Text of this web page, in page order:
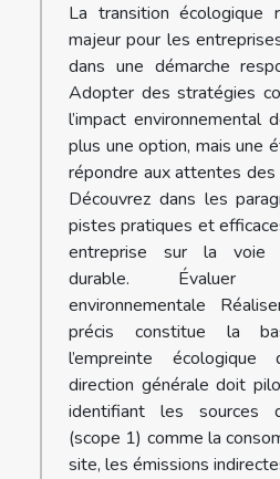
La transition écologique
majeur pour les
dans une démarche
Adopter des stratégies
l’impact environnemental
plus une option, mais une
répondre aux attentes
Découvrez dans les
pistes pratiques et
entreprise sur la voie
durable. Évaluer
environnementale
précis constitue la
l’empreinte écologique
direction générale doit
identifiant les sources
(scope 1) comme la
site, les émissions